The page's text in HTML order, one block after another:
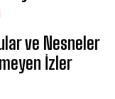
ve Nesneler
İzler